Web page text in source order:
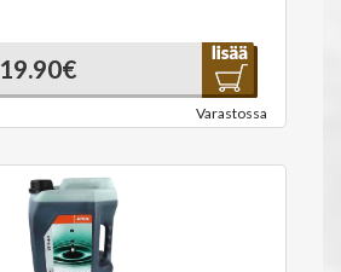
19.90€
Varastossa